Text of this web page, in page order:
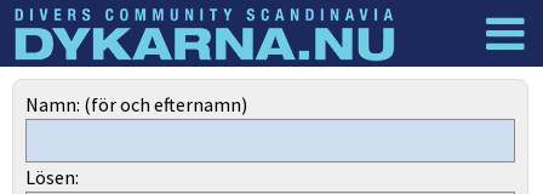
Dyknyheter
Namn: (för och efternamn)
Lösen: